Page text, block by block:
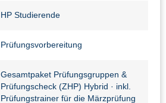
HP Studierende
Prüfungsvorbereitung
Gesamtpaket Prüfungsgruppen &
Prüfungscheck (ZHP) Hybrid · inkl.
Prüfungstrainer für die Märzprüfung